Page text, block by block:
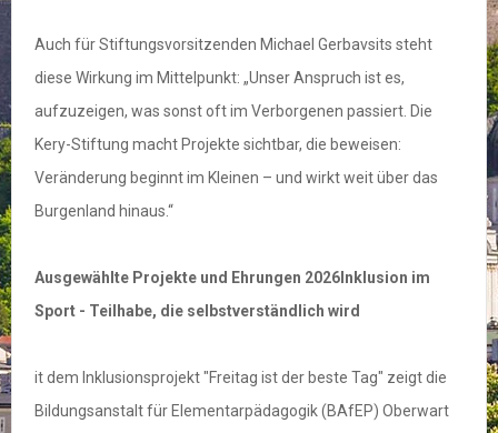
Auch für Stiftungsvorsitzenden Michael Gerbavsits steht
diese Wirkung im Mittelpunkt: „Unser Anspruch ist es,
aufzuzeigen, was sonst oft im Verborgenen passiert. Die
Kery-Stiftung macht Projekte sichtbar, die beweisen:
Veränderung beginnt im Kleinen – und wirkt weit über das
Burgenland hinaus.“
Ausgewählte Projekte und Ehrungen 2026 Inklusion im
Sport - Teilhabe, die selbstverständlich wird
it dem Inklusionsprojekt "Freitag ist der beste Tag" zeigt die
Bildungsanstalt für Elementarpädagogik (BAfEP) Oberwart